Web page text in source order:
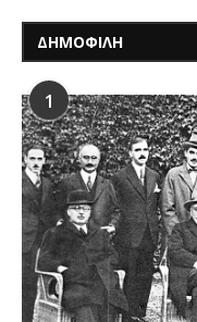
ΔΗΜΟΦΙΛΗ
1